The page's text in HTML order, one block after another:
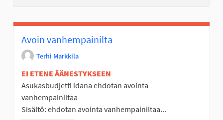
Avoin vanhempainilta
Terhi Markkila
EI ETENE ÄÄNESTYKSEEN
Asukasbudjetti idana ehdotan avointa
vanhempainiltaa
Sisältö: ehdotan avointa vanhempainiltaa...